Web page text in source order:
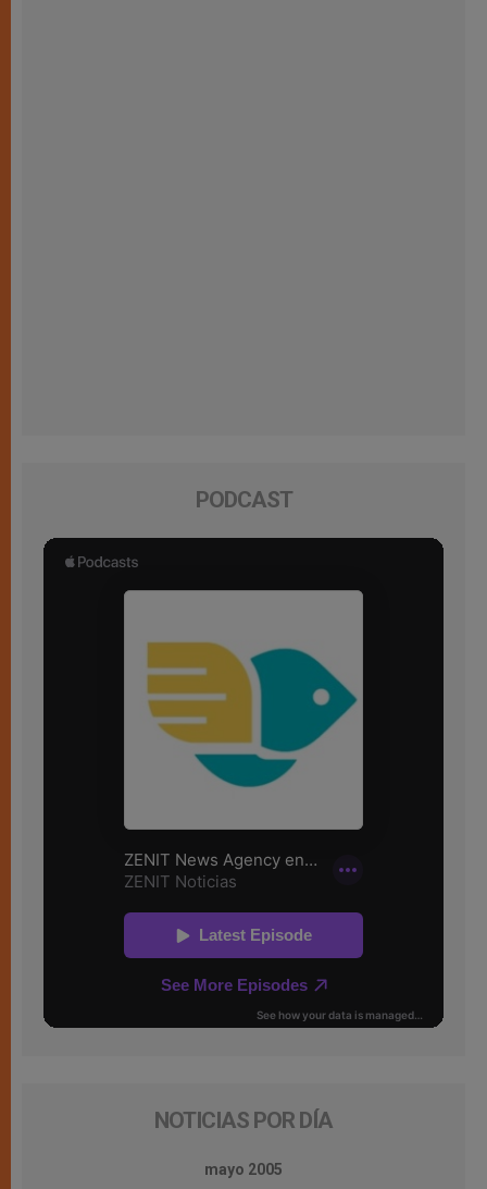
PODCAST
NOTICIAS POR DÍA
mayo 2005